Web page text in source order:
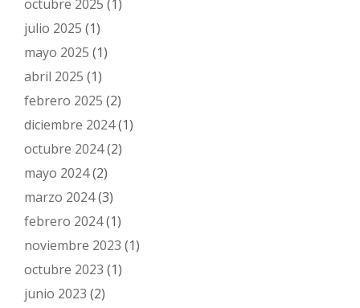
octubre 2025 (1)
julio 2025 (1)
mayo 2025 (1)
abril 2025 (1)
febrero 2025 (2)
diciembre 2024(1)
octubre 2024(2)
mayo 2024(2)
marzo 2024(3)
febrero 2024(1)
noviembre 2023 (1)
octubre 2023 (1)
junio 2023 (2)